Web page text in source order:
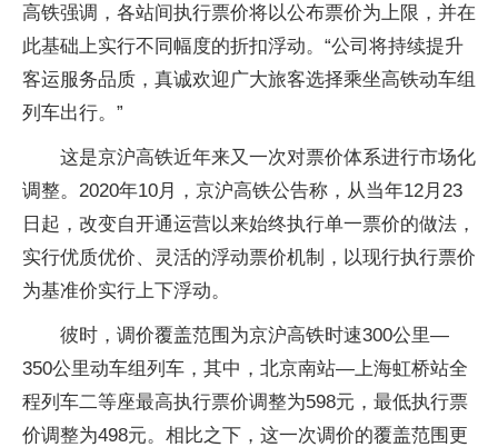
高铁强调，各站间执行票价将以公布票价为上限，并在
此基础上实行不同幅度的折扣浮动。“公司将持续提升
客运服务品质，真诚欢迎广大旅客选择乘坐高铁动车组
列车出行。”
这是京沪高铁近年来又一次对票价体系进行市场化
调整。2020年10月，京沪高铁公告称，从当年12月23
日起，改变自开通运营以来始终执行单一票价的做法，
实行优质优价、灵活的浮动票价机制，以现行执行票价
为基准价实行上下浮动。
彼时，调价覆盖范围为京沪高铁时速300公里—
350公里动车组列车，其中，北京南站—上海虹桥站全
程列车二等座最高执行票价调整为598元，最低执行票
价调整为498元。相比之下，这一次调价的覆盖范围更